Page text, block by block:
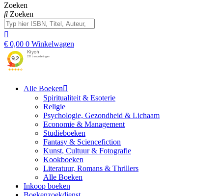
Zoeken
Zoeken
€ 0,00 0 Winkelwagen
Alle Boeken
Spiritualiteit & Esoterie
Religie
Psychologie, Gezondheid & Lichaam
Economie & Management
Studieboeken
Fantasy & Sciencefiction
Kunst, Cultuur & Fotografie
Kookboeken
Literatuur, Romans & Thrillers
Alle Boeken
Inkoop boeken